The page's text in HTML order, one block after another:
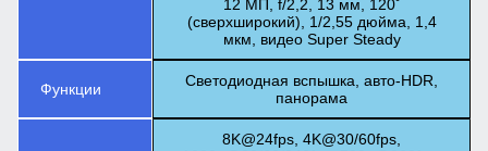
12 МП, f/2,2, 13 мм, 120˚
(сверхширокий), 1/2,55 дюйма, 1,4
мкм, видео Super Steady
Функции
Светодиодная вспышка, авто-HDR,
панорама
8K@24fps, 4K@30/60fps,